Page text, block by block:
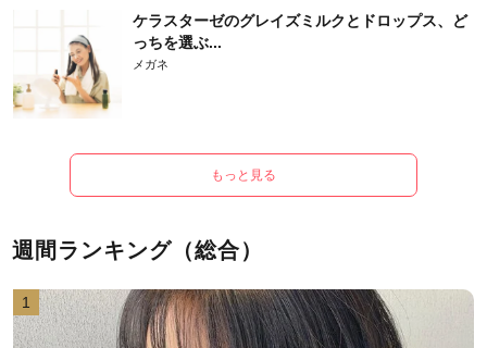
ケラスターゼのグレイズミルクとドロップス、ど
っちを選ぶ...
メガネ
もっと見る
週間ランキング（総合）
1